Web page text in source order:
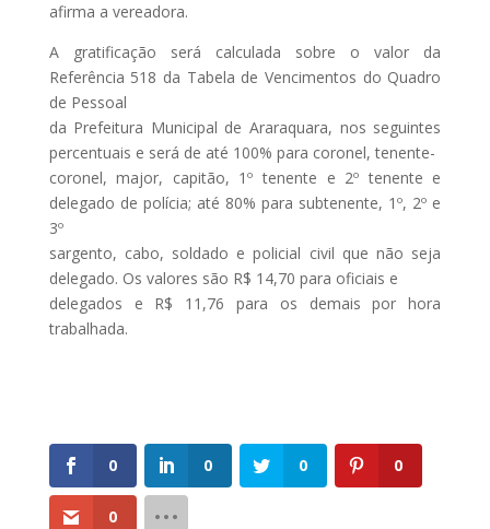
afirma a vereadora.
A gratificação será calculada sobre o valor da
Referência 518 da Tabela de Vencimentos do Quadro
de Pessoal
da Prefeitura Municipal de Araraquara, nos seguintes
percentuais e será de até 100% para coronel, tenente-
coronel, major, capitão, 1º tenente e 2º tenente e
delegado de polícia; até 80% para subtenente, 1º, 2º e
3º
sargento, cabo, soldado e policial civil que não seja
delegado. Os valores são R$ 14,70 para oficiais e
delegados e R$ 11,76 para os demais por hora
trabalhada.
0 0 0 0
0